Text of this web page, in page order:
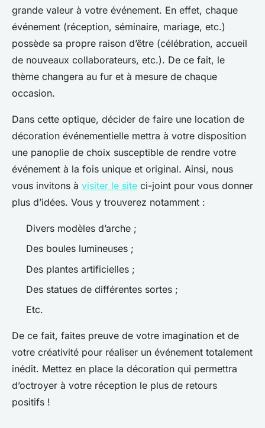
grande valeur à votre événement. En effet, chaque
événement (réception, séminaire, mariage, etc.)
possède sa propre raison d’être (célébration, accueil
de nouveaux collaborateurs, etc.). De ce fait, le
thème changera au fur et à mesure de chaque
occasion.
Dans cette optique, décider de faire une location de
décoration événementielle mettra à votre disposition
une panoplie de choix susceptible de rendre votre
événement à la fois unique et original. Ainsi, nous
vous invitons à visiter le site ci-joint pour vous donner
plus d’idées. Vous y trouverez notamment :
Divers modèles d’arche ;
Des boules lumineuses ;
Des plantes artificielles ;
Des statues de différentes sortes ;
Etc.
De ce fait, faites preuve de votre imagination et de
votre créativité pour réaliser un événement totalement
inédit. Mettez en place la décoration qui permettra
d’octroyer à votre réception le plus de retours
positifs !